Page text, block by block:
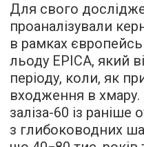
Для свого
проаналізували
в рамках
льоду EPICA, який
періоду, коли, як
входження в хмару.
заліза-60 із
з глибоководних